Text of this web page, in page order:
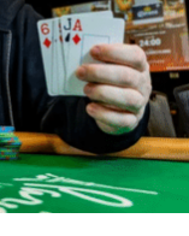
table finale, avec
pourtant bien
l’aventure à la
et
$.